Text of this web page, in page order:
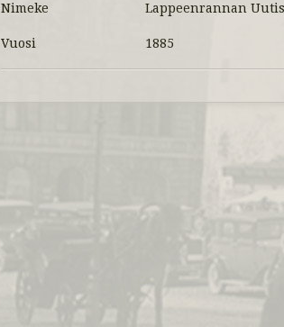
Nimeke Lappeenrannan
Vuosi 1885